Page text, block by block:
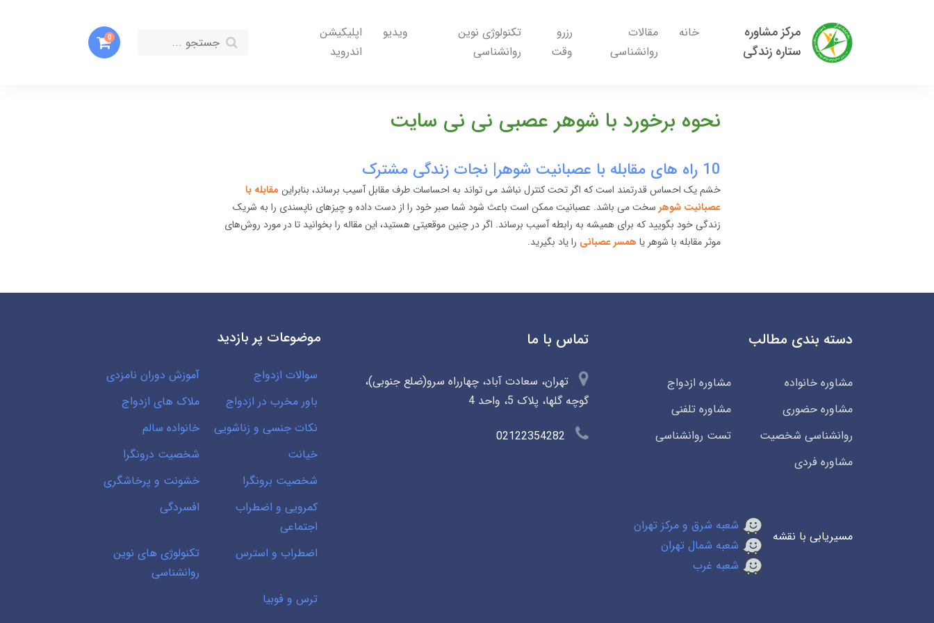
مرکز مشاوره
ستاره زندگی
خانه
مقالات
روانشناسی
رزرو
وقت
تکنولوژی نوین
روانشناسی
ویدیو
اپلیکیشن
اندروید
0
نحوه برخورد با شوهر عصبی نی نی سایت
10 راه های مقابله با عصبانیت شوهر| نجات زندگی مشترک
خشم یک احساس قدرتمند است که اگر تحت کنترل نباشد می تواند به احساسات طرف مقابل آسیب برساند، بنابراین مقابله با
عصبانیت شوهر سخت می باشد. عصبانیت ممکن است باعث شود شما صبر خود را از دست داده و چیزهای ناپسندی را به شریک
زندگی خود بگویید که برای همیشه به رابطه آسیب برساند. اگر در چنین موقعیتی هستید، این مقاله را بخوانید تا در مورد روش‌های
موثر مقابله با شوهر یا همسر عصبانی را یاد بگیرید.
دسته بندی مطالب
مشاوره خانواده
مشاوره ازدواج
مشاوره حضوری
مشاوره تلفنی
روانشناسی شخصیت
تست روانشناسی
مشاوره فردی
مسیریابی با نقشه
شعبه شرق و مرکز تهران
شعبه شمال تهران
شعبه غرب
تماس با ما
تهران، سعادت آباد، چهارراه سرو(ضلع جنوبی)،
گوچه گلها، پلاک 5، واحد 4
02122354282
موضوعات پر بازدید
سوالات ازدواج
آموزش دوران نامزدی
باور مخرب در ازدواج
ملاک های ازدواج
نکات جنسی و زناشویی
خانواده سالم
خیانت
شخصیت درونگرا
شخصیت برونگرا
خشونت و پرخاشگری
کمرویی و اضطراب
اجتماعی
افسردگی
اضطراب و استرس
تکنولوژی های نوین
روانشناسی
ترس و فوبیا